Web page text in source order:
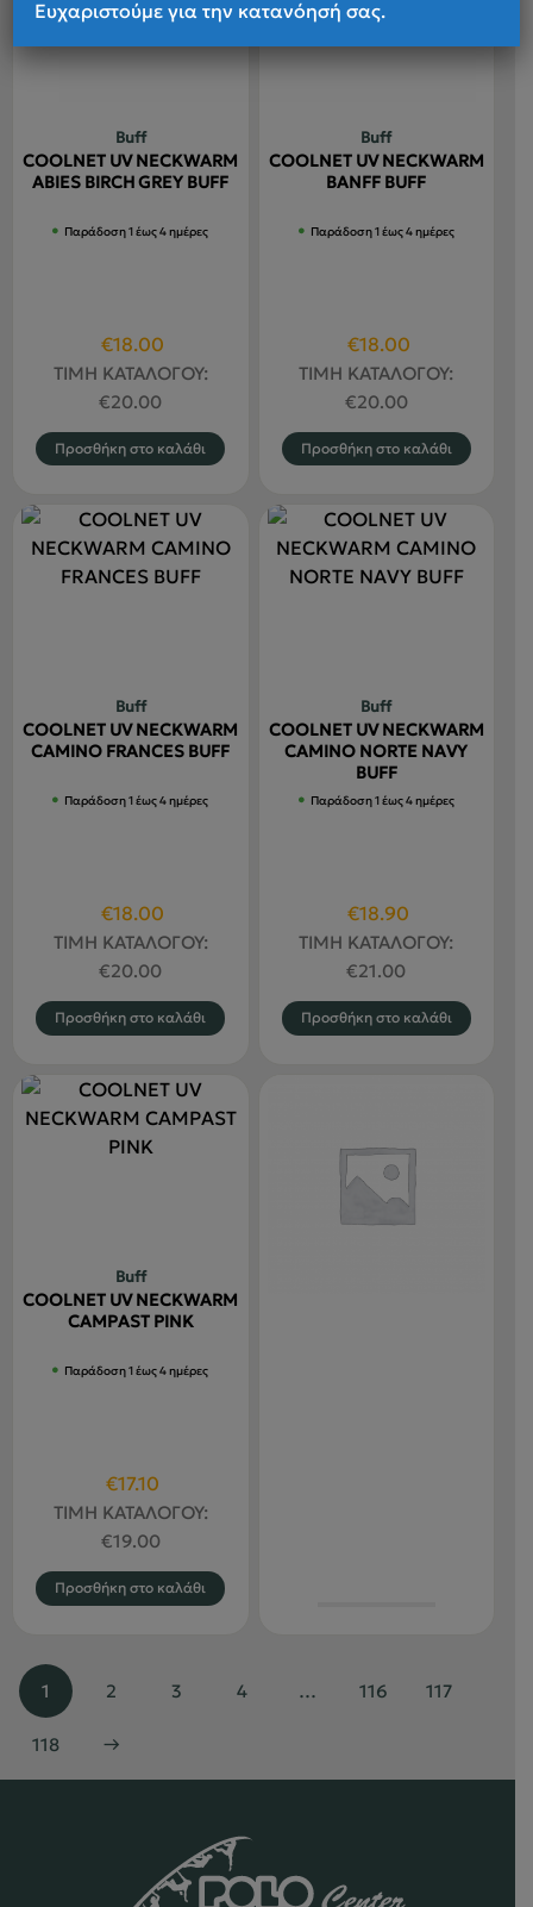
Buff
COOLNET UV NECKWARM
ABIES BIRCH GREY BUFF
Παράδοση 1 έως 4 ημέρες
Original
price
was:
€20.00.
€18.00
τρέχουσα
είναι:
€18.00.
ΤΙΜΗ ΚΑΤΑΛΟΓΟΥ:
€20.00
Προσθήκη στο καλάθι
Buff
COOLNET UV NECKWARM
BANFF BUFF
Παράδοση 1 έως 4 ημέρες
Original
price
was:
€20.00.
€18.00Η
τρέχουσα
είναι:
€18.00.
ΤΙΜΗ ΚΑΤΑΛΟΓΟΥ:
€20.00
Προσθήκη στο καλάθι
Buff
COOLNET UV NECKWARM
CAMINO FRANCES BUFF
Παράδοση 1 έως 4 ημέρες
Original
price
was:
€20.00.
€18.00
τρέχουσα
είναι:
€18.00.
ΤΙΜΗ ΚΑΤΑΛΟΓΟΥ:
€20.00
Προσθήκη στο καλάθι
Buff
COOLNET UV NECKWARM
CAMINO NORTE NAVY
BUFF
Παράδοση 1 έως 4 ημέρες
Original
price
was:
€21.00.
€18.90
τρέχουσα
είναι:
€18.90.
ΤΙΜΗ ΚΑΤΑΛΟΓΟΥ:
€21.00
Προσθήκη στο καλάθι
Buff
COOLNET UV NECKWARM
CAMPAST PINK
Παράδοση 1 έως 4 ημέρες
Original
price
was:
€19.00.
€17.10
τρέχουσα
τιμή
είναι:
€17.10.
ΤΙΜΗ ΚΑΤΑΛΟΓΟΥ:
€19.00
Προσθήκη στο καλάθι
1 2 3 4 … 116 117
118 →
Ευχαριστούμε για την κατανόησή σας.